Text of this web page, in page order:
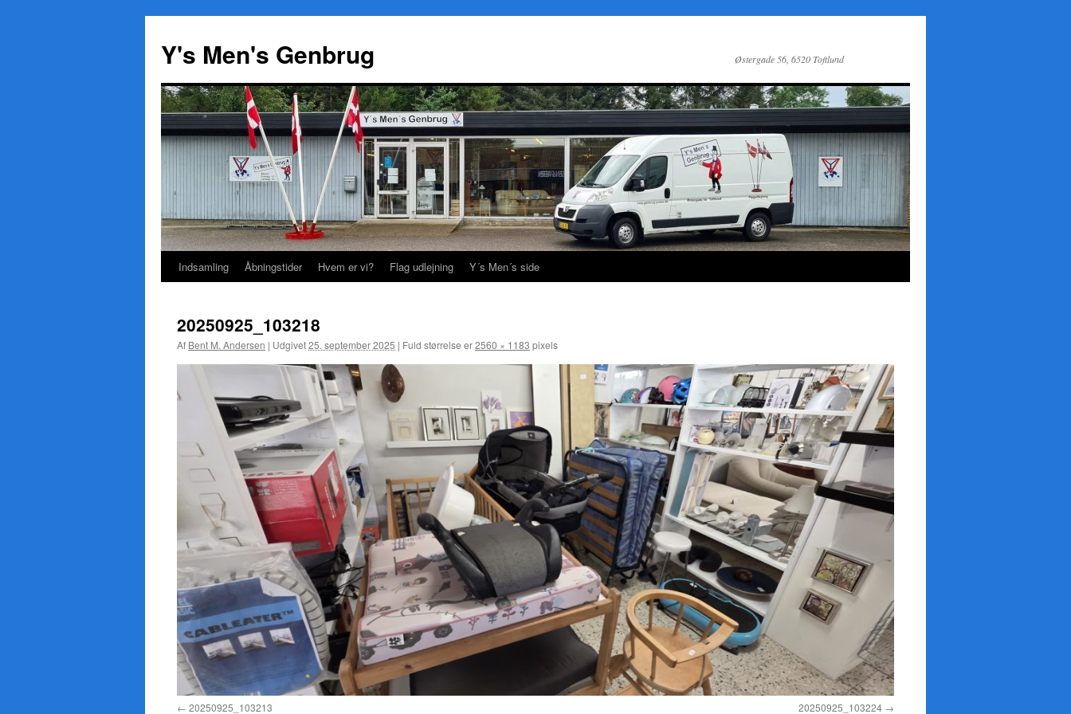
Y's Men's Genbrug Østergade 56, 6520 Toftlund
Hop
indhold
Indsamling Åbningstider Hvem er vi? Flag udlejning Y´s Men´s side
20250925_103218
Af Bent M. Andersen | Udgivet25. september 2025 | Fuld størrelse er2560 × 1183 pixels
20250925_103213 20250925_103224